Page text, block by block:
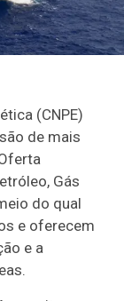
(CNPE)
de mais
Gás
do qual
e oferecem
e a